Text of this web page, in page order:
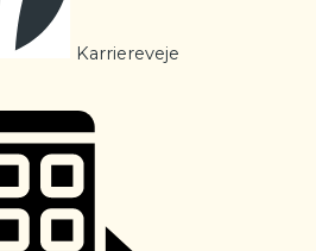
Karriereveje